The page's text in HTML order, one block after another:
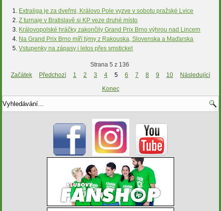
Extraliga je za dveřmi, Královo Pole vyzve v sobotu pražské Lvice
Z turnaje v Bratislavě si KP veze druhé místo
Královopolské hráčky zakončily Grand Prix Brno výhrou nad Lincem
Na Grand Prix Brno míří týmy z Rakouska, Slovenska a Maďarska
Vstupenky na zápasy i letos přes smsticket
Strana 5 z 136
Začátek
Předchozí 1 2 3 4 5 6 7 8 9 10
Následující
Konec